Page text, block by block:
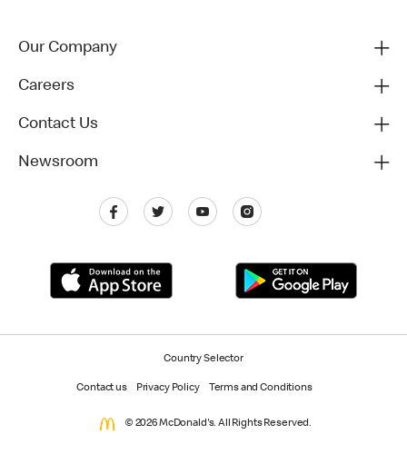
Our Company
Careers
Contact Us
Newsroom
Country Selector
Contact us Privacy Policy Terms and Conditions
© 2026 McDonald's. All Rights Reserved.